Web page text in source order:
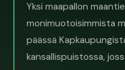
Yksi maapallon
monimuotoisimmista
päässä
kansallispuistossa,